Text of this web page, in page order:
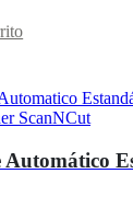
ScanNCut
Automático